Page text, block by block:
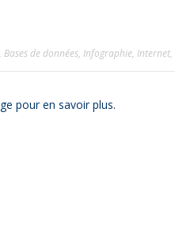
Bases de données Infographie Internet
pour en savoir plus.